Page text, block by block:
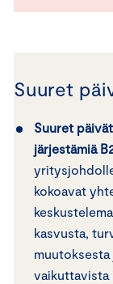
Suuret
Suuret
järjestämiä
kokoavat
kasvusta,
vaikuttavista